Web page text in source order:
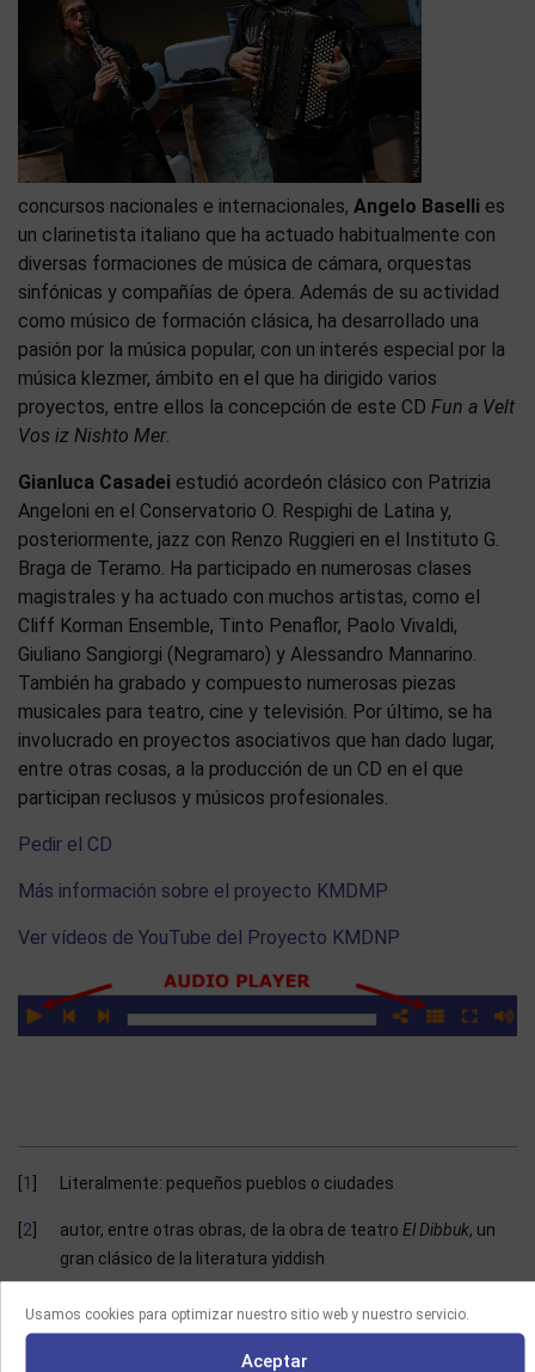
Usamos cookies para optimizar nuestro sitio web y nuestro servicio.
Aceptar
concursos nacionales e internacionales, Angelo Baselli es
un clarinetista italiano que ha actuado habitualmente con
diversas formaciones de música de cámara, orquestas
sinfónicas y compañías de ópera. Además de su actividad
como músico de formación clásica, ha desarrollado una
pasión por la música popular, con un interés especial por la
música klezmer, ámbito en el que ha dirigido varios
proyectos, entre ellos la concepción de este CD Fun a Velt
Vos iz Nishto Mer.
Gianluca Casadei estudió acordeón clásico con Patrizia
Angeloni en el Conservatorio O. Respighi de Latina y,
posteriormente, jazz con Renzo Ruggieri en el Instituto G.
Braga de Teramo. Ha participado en numerosas clases
magistrales y ha actuado con muchos artistas, como el
Cliff Korman Ensemble, Tinto Penaflor, Paolo Vivaldi,
Giuliano Sangiorgi (Negramaro) y Alessandro Mannarino.
También ha grabado y compuesto numerosas piezas
musicales para teatro, cine y televisión. Por último, se ha
involucrado en proyectos asociativos que han dado lugar,
entre otras cosas, a la producción de un CD en el que
participan reclusos y músicos profesionales.
Pedir el CD
Más información sobre el proyecto KMDMP
Ver vídeos de YouTube del Proyecto KMDNP
1 Literalmente: pequeños pueblos o ciudades
2 autor, entre otras obras, de la obra de teatro El Dibbuk, un
gran clásico de la literatura yiddish
3
Véase el artículo «An-ski: Ethnographic Expedition and
Museum», de Benyamin Lukin, enhttps://encyclopedia.yiv